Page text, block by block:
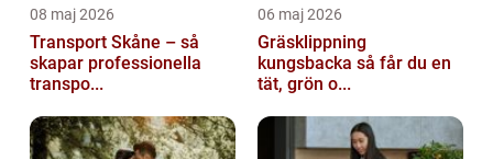
08 maj 2026
Transport Skåne – så
skapar professionella
transpo...
06 maj 2026
Gräsklippning
kungsbacka så får du en
tät, grön o...